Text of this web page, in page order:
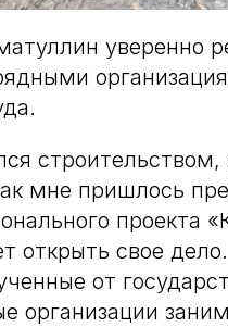
уверенно
мне пришлось
проекта
открыть свое
от
организации